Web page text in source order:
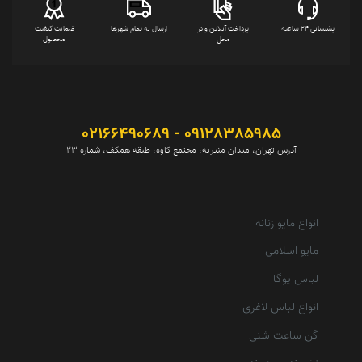
پشتیبانی 24 ساعته
پرداخت آنلاین و در
محل
ارسال به تمام شهرها
ضمانت کیفیت
محصول
09128385985 - 02166490689
آدرس تهران، میدان منیریه، مجتمع کاوه، طبقه همکف، شماره 23
انواع مایو زنانه
مایو اسلامی
لباس یوگا
انواع لباس لاغری
گن ساعت شنی